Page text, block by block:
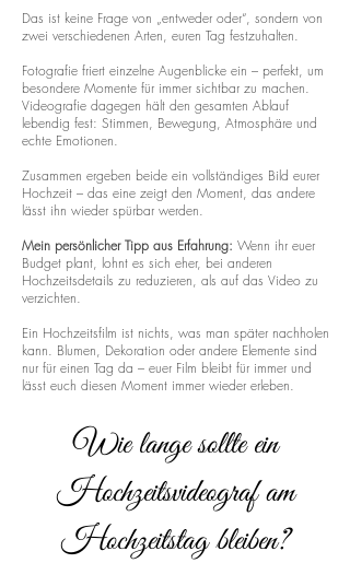
Das ist keine Frage von „entweder oder“, sondern von
zwei verschiedenen Arten, euren Tag festzuhalten.
Fotografie friert einzelne Augenblicke ein – perfekt, um
besondere Momente für immer sichtbar zu machen.
Videografie dagegen hält den gesamten Ablauf
lebendig fest: Stimmen, Bewegung, Atmosphäre und
echte Emotionen.
Zusammen ergeben beide ein vollständiges Bild eurer
Hochzeit – das eine zeigt den Moment, das andere
lässt ihn wieder spürbar werden.
Mein persönlicher Tipp aus Erfahrung: Wenn ihr euer
Budget plant, lohnt es sich eher, bei anderen
Hochzeitsdetails zu reduzieren, als auf das Video zu
verzichten.
Ein Hochzeitsfilm ist nichts, was man später nachholen
kann. Blumen, Dekoration oder andere Elemente sind
nur für einen Tag da – euer Film bleibt für immer und
lässt euch diesen Moment immer wieder erleben.
Wie lange sollte ein
Hochzeitsvideograf am
Hochzeitstag bleiben?